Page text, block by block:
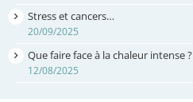
Stress et cancers…
20/09/2025
Que faire face à la chaleur intense ?
12/08/2025